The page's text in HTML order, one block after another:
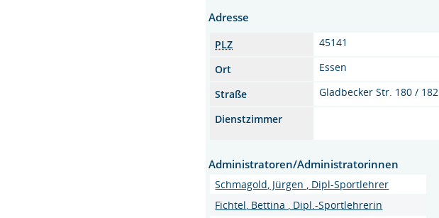
Adresse
PLZ 45141
Ort
Essen
Straße
Gladbecker Str. 180 / 182
Dienstzimmer
Administratoren/Administratorinnen
Schmagold, Jürgen , Dipl-Sportlehrer
Fichtel, Bettina , Dipl.-Sportlehrerin